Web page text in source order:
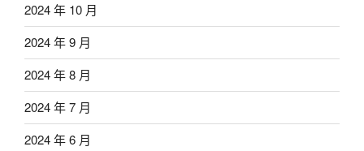
2024 年 10 月
2024 年 9 月
2024 年 8 月
2024 年 7 月
2024 年 6 月